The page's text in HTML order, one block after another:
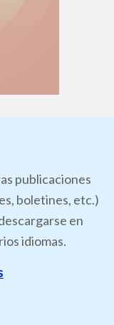
publicaciones
boletines, etc.)
en
idiomas.